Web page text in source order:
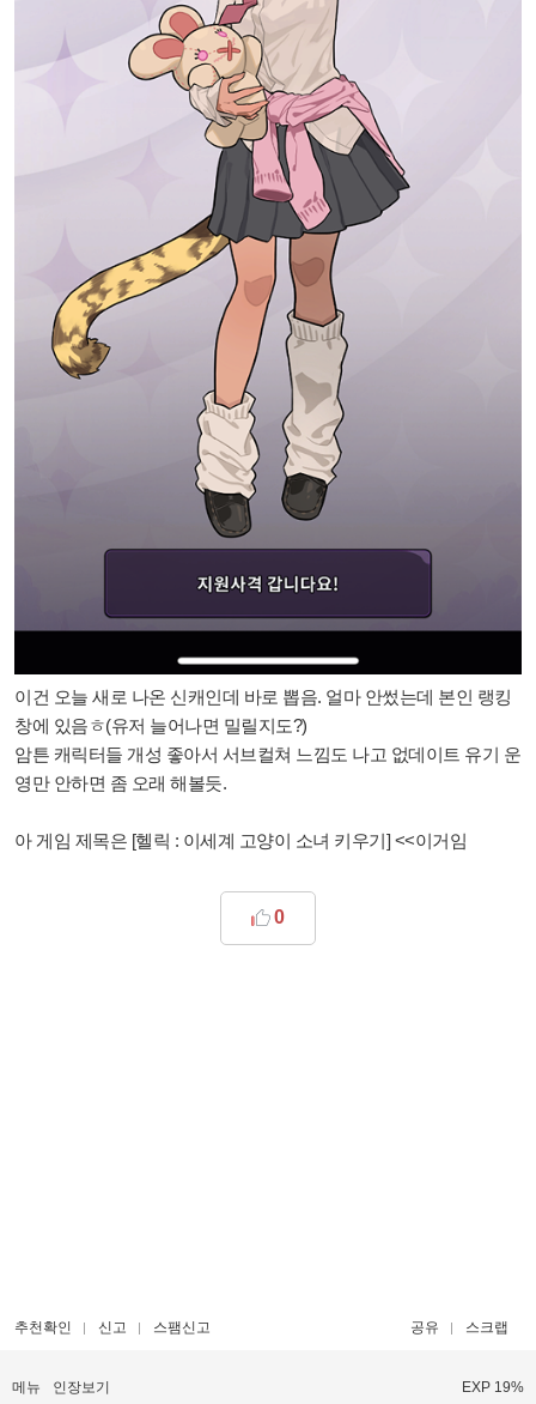
이건 오늘 새로 나온 신캐인데 바로 뽑음. 얼마 안썼는데 본인 랭킹
창에 있음ㅎ(유저 늘어나면 밀릴지도?)
암튼 캐릭터들 개성 좋아서 서브컬쳐 느낌도 나고 없데이트 유기 운
영만 안하면 좀 오래 해볼듯.
아 게임 제목은 [헬릭 : 이세계 고양이 소녀 키우기] <<이거임
0
추천확인 신고 스팸신고 공유 스크랩
메뉴 인장보기 EXP 19%